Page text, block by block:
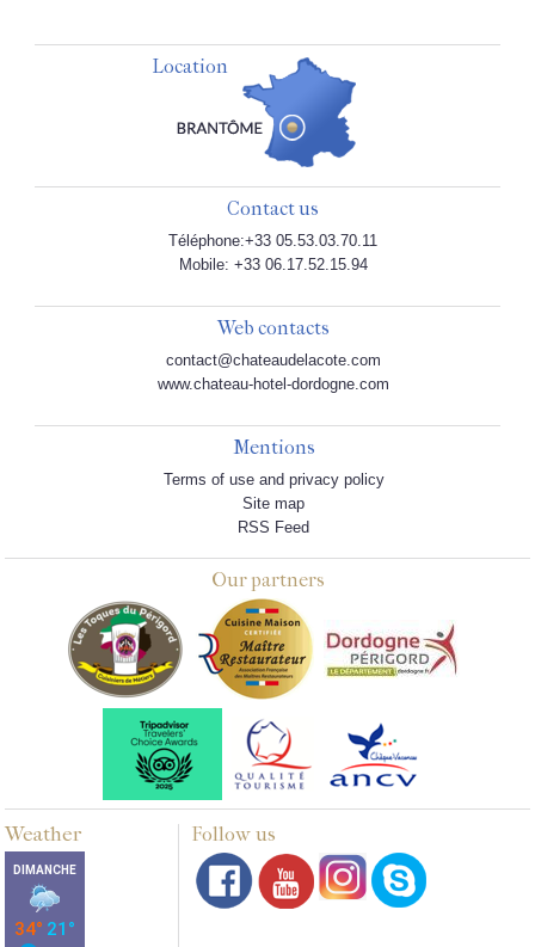
Location
Contact us
Téléphone:+33 05.53.03.70.11
Mobile: +33 06.17.52.15.94
Web contacts
contact@chateaudelacote.com
www.chateau-hotel-dordogne.com
Mentions
Terms of use and privacy policy
Site map
RSS Feed
Our partners
Weather Follow us